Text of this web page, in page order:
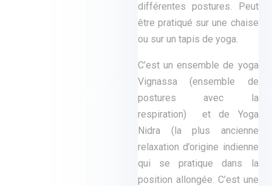
différentes postures. Peut
être pratiqué sur une chaise
ou sur un tapis de yoga.
C’est un ensemble de yoga
Vignassa (ensemble de
postures avec la
respiration) et de Yoga
Nidra (la plus ancienne
relaxation d’origine indienne
qui se pratique dans la
position allongée. C’est une